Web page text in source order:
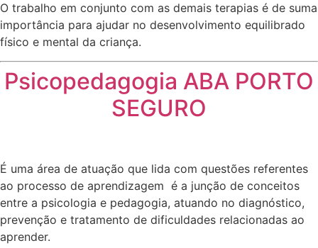
O trabalho em conjunto com as demais terapias é de suma
importância para ajudar no desenvolvimento equilibrado
físico e mental da criança.
Psicopedagogia ABA PORTO
SEGURO
É uma área de atuação que lida com questões referentes
ao processo de aprendizagem é a junção de conceitos
entre a psicologia e pedagogia, atuando no diagnóstico,
prevenção e tratamento de dificuldades relacionadas ao
aprender.